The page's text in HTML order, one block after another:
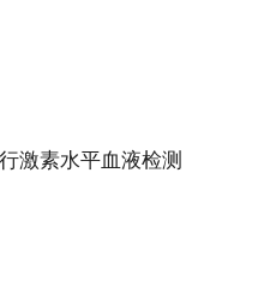
激素水平血液检测